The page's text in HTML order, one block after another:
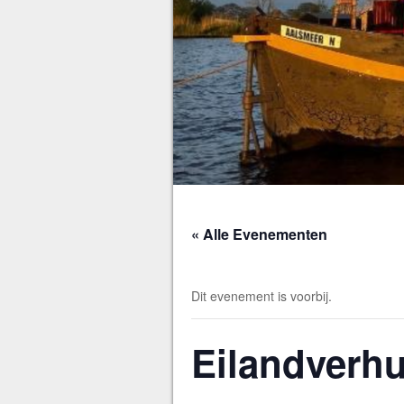
« Alle Evenementen
Dit evenement is voorbij.